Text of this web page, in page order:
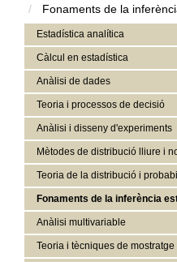
Fonaments de la
Estadística analítica
Càlcul en estadística
Anàlisi de dades
Teoria i processos de decisió
Anàlisi i disseny d'experiments
Mètodes de distribució lliure i
Teoria de la distribució i
Fonaments de la inferència
Anàlisi multivariable
Teoria i tècniques de mostratge